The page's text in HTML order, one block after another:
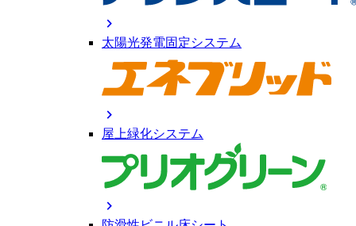
chevron_right
太陽光発電固定システム
chevron_right
屋上緑化システム
chevron_right